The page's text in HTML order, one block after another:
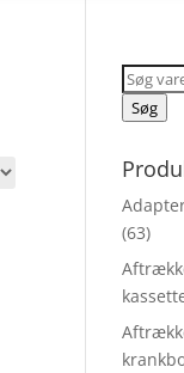
Søg
efter:
Søg
(63)